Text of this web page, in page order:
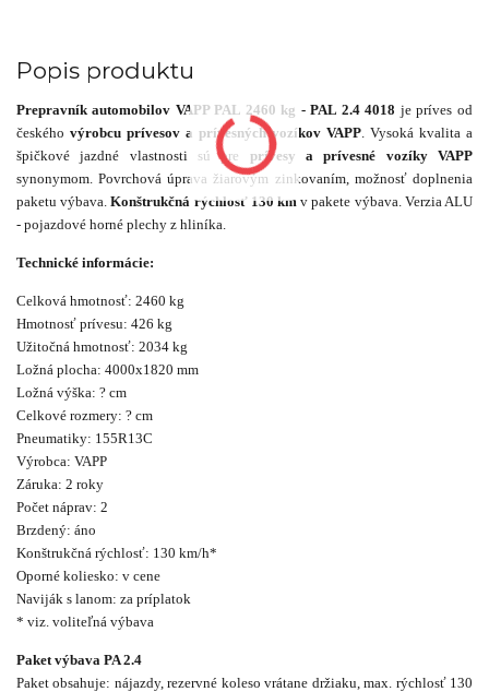
Popis produktu
Prepravník automobilov VAPP PAL 2460 kg - PAL 2.4 4018 je príves od
českého výrobcu prívesov a prívesných vozíkov VAPP. Vysoká kvalita a
špičkové jazdné vlastnosti sú pre prívesy a prívesné vozíky VAPP
synonymom. Povrchová úprava žiarovým zinkovaním, možnosť doplnenia
paketu výbava.Konštrukčná rýchlosť 130 kmv pakete výbava. Verzia ALU
- pojazdové horné plechy z hliníka.
Technické informácie:
Celková hmotnosť: 2460 kg
Hmotnosť prívesu: 426 kg
Užitočná hmotnosť: 2034 kg
Ložná plocha: 4000x1820 mm
Ložná výška: ? cm
Celkové rozmery: ? cm
Pneumatiky: 155R13C
Výrobca: VAPP
Záruka: 2 roky
Počet náprav: 2
Brzdený: áno
Konštrukčná rýchlosť: 130 km/h*
Oporné koliesko: v cene
Naviják s lanom: za príplatok
* viz. voliteľná výbava
Paket výbava PA 2.4
Paket obsahuje: nájazdy, rezervné koleso vrátane držiaku, max. rýchlosť 130